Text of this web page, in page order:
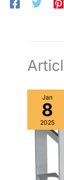
Jan
8
2025